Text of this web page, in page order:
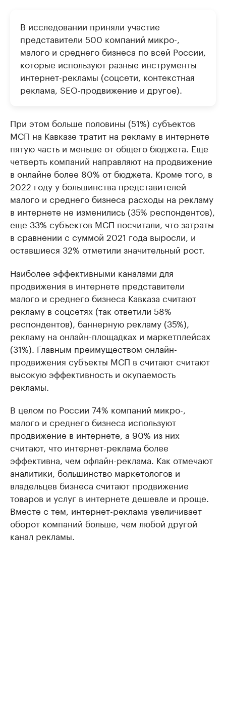
В исследовании приняли участие
представители 500 компаний микро-,
малого и среднего бизнеса по всей России,
которые используют разные инструменты
интернет-рекламы (соцсети, контекстная
реклама, SEO-продвижение и другое).
При этом больше половины (51%) субъектов
МСП на Кавказе тратит на рекламу в интернете
пятую часть и меньше от общего бюджета. Еще
четверть компаний направляют на продвижение
в онлайне более 80% от бюджета. Кроме того, в
2022 году у большинства представителей
малого и среднего бизнеса расходы на рекламу
в интернете не изменились (35% респондентов),
еще 33% субъектов МСП посчитали, что затраты
в сравнении с суммой 2021 года выросли, и
оставшиеся 32% отметили значительный рост.
Наиболее эффективными каналами для
продвижения в интернете представители
малого и среднего бизнеса Кавказа считают
рекламу в соцсетях (так ответили 58%
респондентов), баннерную рекламу (35%),
рекламу на онлайн-площадках и маркетплейсах
(31%). Главным преимуществом онлайн-
продвижения субъекты МСП в считают считают
высокую эффективность и окупаемость
рекламы.
В целом по России 74% компаний микро-,
малого и среднего бизнеса используют
продвижение в интернете, а 90% из них
считают, что интернет-реклама более
эффективна, чем офлайн-реклама. Как отмечают
аналитики, большинство маркетологов и
владельцев бизнеса считают продвижение
товаров и услуг в интернете дешевле и проще.
Вместе с тем, интернет-реклама увеличивает
оборот компаний больше, чем любой другой
канал рекламы.